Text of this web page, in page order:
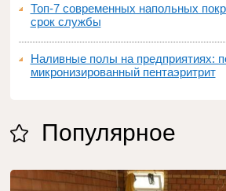
Топ‑7 современных напольных
срок службы
Наливные полы на предприятиях:
микронизированный пентаэритрит
Популярное